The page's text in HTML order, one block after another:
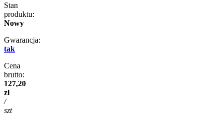
Stan
produktu:
Nowy
Gwarancja:
tak
Cena
brutto:
127,20
zł
/
szt